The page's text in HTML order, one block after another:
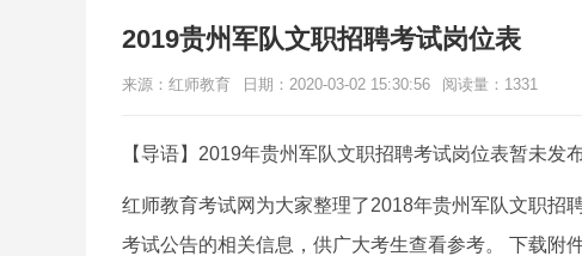
2019贵州军队文职招聘考试岗位表
来源：红师教育 日期：2020-03-02 15:30:56 阅读量： 1331
【导语】2019年贵州军队文职招聘考试岗位表暂未
红师教育考试网为大家整理了2018年贵州军队文职招
考试公告的相关信息，供广大考生查看参考。 下载附